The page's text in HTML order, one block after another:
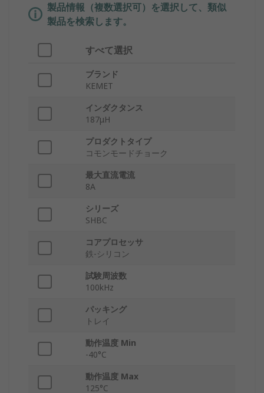
製品情報（複数選択可）を選択して、類似
製品を検索します。
すべて選択
ブランド
KEMET
インダクタンス
187μH
プロダクトタイプ
コモンモードチョーク
最大直流電流
8A
シリーズ
SHBC
コアプロセッサ
鉄-シリコン
試験周波数
100kHz
パッキング
トレイ
動作温度 Min
-40°C
動作温度 Max
125°C